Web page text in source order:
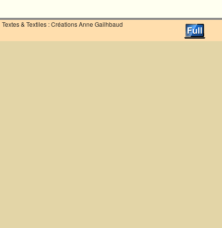
Textes & Textiles : Créations Anne Gailhbaud